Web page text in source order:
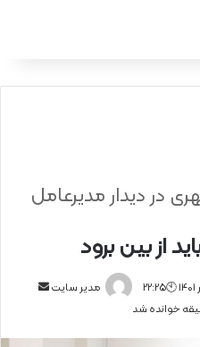
از بین برود
در دیدار مدیرعامل
مدیر سایت